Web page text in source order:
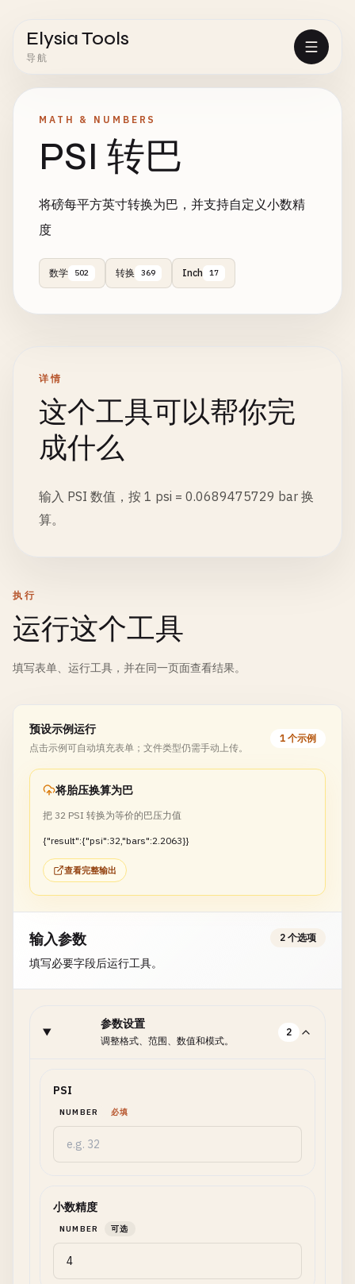
Elysia Tools
导航
MATH & NUMBERS
PSI 转巴
将磅每平方英寸转换为巴，并支持自定义小数精
度
数学 502 转换 369 Inch 17
详情
这个工具可以帮你完
成什么
输入 PSI 数值，按 1 psi = 0.0689475729 bar 换
算。
执行
运行这个工具
填写表单、运行工具，并在同一页面查看结果。
预设示例运行
点击示例可自动填充表单；文件类型仍需手动上传。
1 个示例
将胎压换算为巴
把 32 PSI 转换为等价的巴压力值
{"result":{"psi":32,"bars":2.2063}}
查看完整输出
输入参数
填写必要字段后运行工具。
2 个选项
参数设置
调整格式、范围、数值和模式。
2
PSI
NUMBER 必填
小数精度
NUMBER 可选